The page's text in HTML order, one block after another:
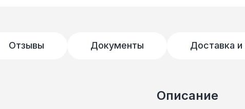
Отзывы Документы Доставка и
Описание